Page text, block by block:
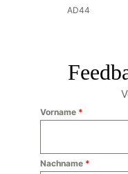
AD44
Vorname *
Nachname *